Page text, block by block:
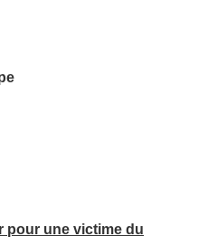
pour une victime du